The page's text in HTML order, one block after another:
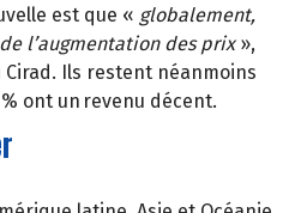
est que « globalement,
l’augmentation des prix»,
Cirad. Ils restent néanmoins
ont un revenu décent.